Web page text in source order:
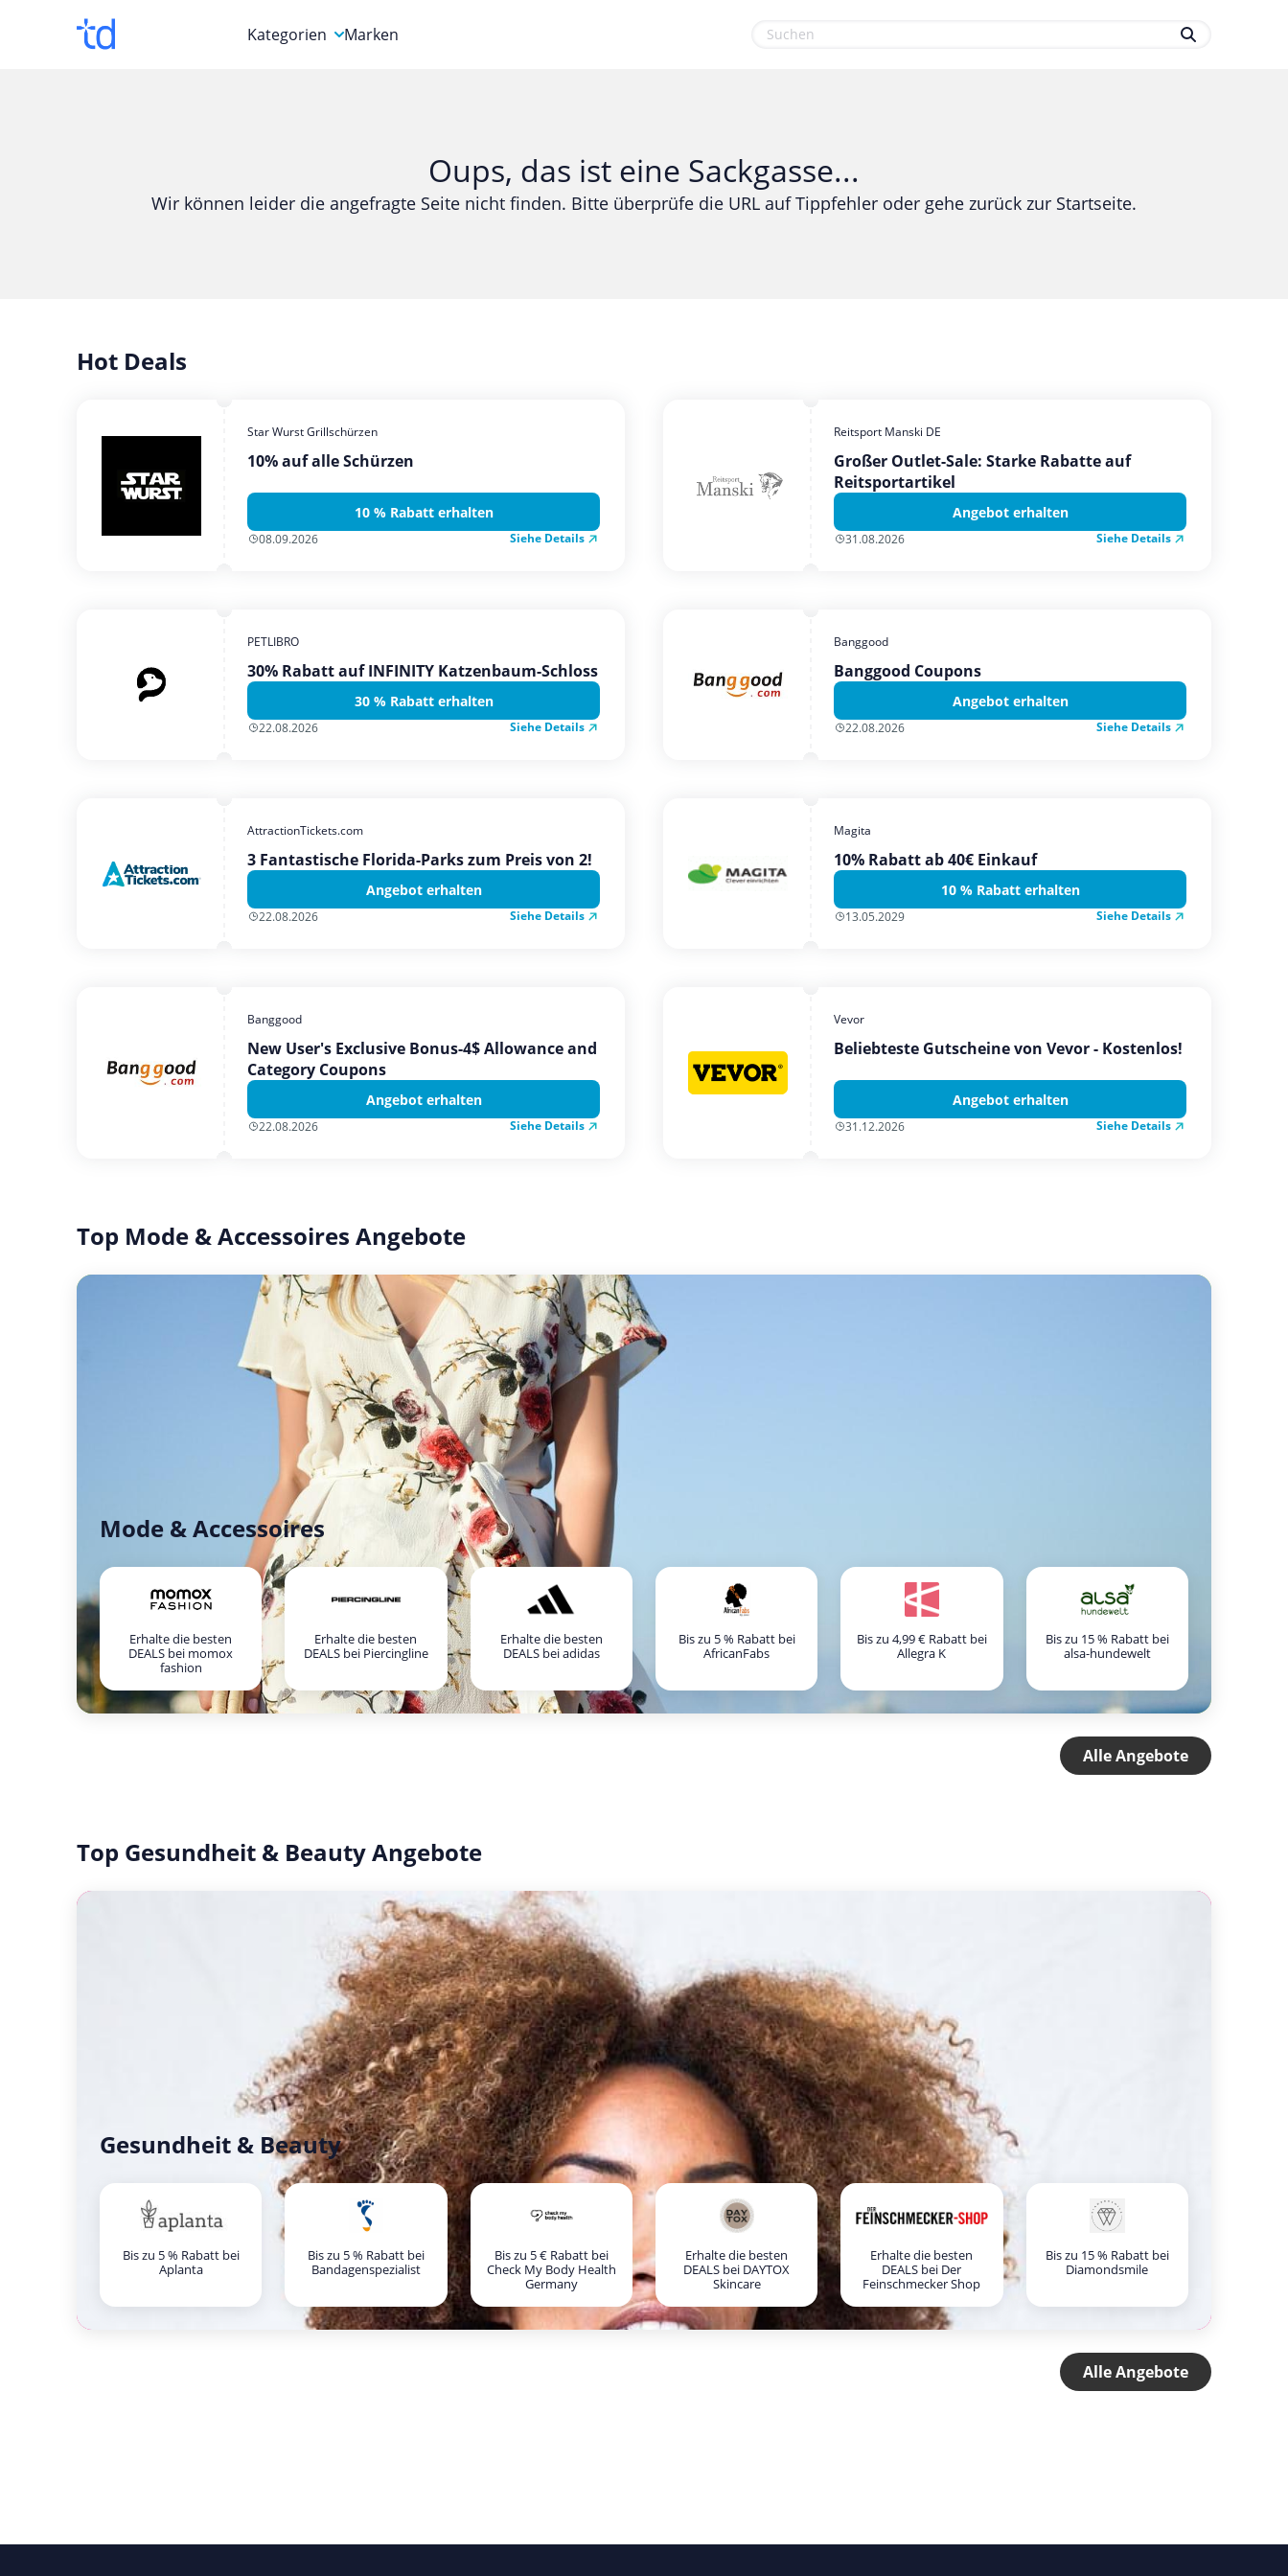
Kategorien
Computer & Elektronik
Gesundheit & Beauty
Mobilfunk & Internet
Marken
Oups, das ist eine Sackgasse...
Wir können leider die angefragte Seite nicht finden. Bitte überprüfe die URL auf Tippfehler oder gehe zurück zur Startseite.
Hot Deals
Star Wurst Grillschürzen
10% auf alle Schürzen
10 % Rabatt erhalten
08.09.2026 Siehe Details
Reitsport Manski DE
Großer Outlet-Sale: Starke Rabatte auf
Reitsportartikel
Angebot erhalten
31.08.2026 Siehe Details
PETLIBRO
30% Rabatt auf INFINITY Katzenbaum-Schloss
30 % Rabatt erhalten
22.08.2026 Siehe Details
Banggood
Banggood Coupons
Angebot erhalten
22.08.2026 Siehe Details
AttractionTickets.com
3 Fantastische Florida-Parks zum Preis von 2!
Angebot erhalten
22.08.2026 Siehe Details
Magita
10% Rabatt ab 40€ Einkauf
10 % Rabatt erhalten
13.05.2029 Siehe Details
Banggood
New User's Exclusive Bonus-4$ Allowance and
Category Coupons
Angebot erhalten
22.08.2026 Siehe Details
Vevor
Beliebteste Gutscheine von Vevor - Kostenlos!
Angebot erhalten
31.12.2026 Siehe Details
Top Mode & Accessoires Angebote
Mode & Accessoires
Erhalte die besten
DEALS bei momox
fashion
Erhalte die besten
DEALS bei Piercingline
Erhalte die besten
DEALS bei adidas
Bis zu 5 % Rabatt bei
AfricanFabs
Bis zu 4,99 € Rabatt bei
Allegra K
Bis zu 15 % Rabatt bei
alsa-hundewelt
Alle Angebote
Top Gesundheit & Beauty Angebote
Gesundheit & Beauty
Bis zu 5 % Rabatt bei
Aplanta
Bis zu 5 % Rabatt bei
Bandagenspezialist
Bis zu 5 € Rabatt bei
Check My Body Health
Germany
Erhalte die besten
DEALS bei DAYTOX
Skincare
Erhalte die besten
DEALS bei Der
Feinschmecker Shop
Bis zu 15 % Rabatt bei
Diamondsmile
Alle Angebote